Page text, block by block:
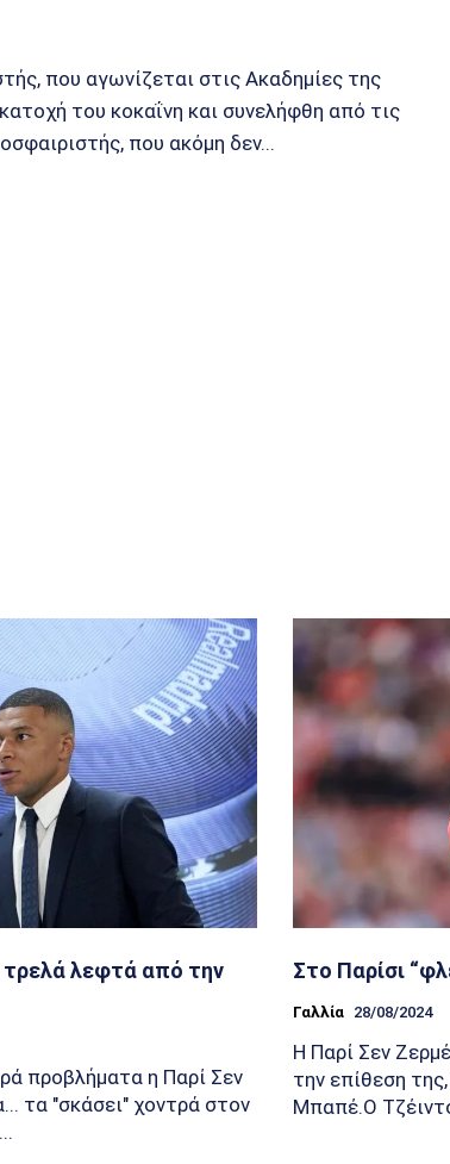
που αγωνίζεται στις Ακαδημίες της
του κοκαΐνη και συνελήφθη από τις
που ακόμη δεν...
λεφτά από την
προβλήματα η Παρί Σεν
τα "σκάσει" χοντρά στον
Στο Παρίσι
Γαλλία 28/08/2024
Η Παρί Σεν
την επίθεση
Μπαπέ.Ο